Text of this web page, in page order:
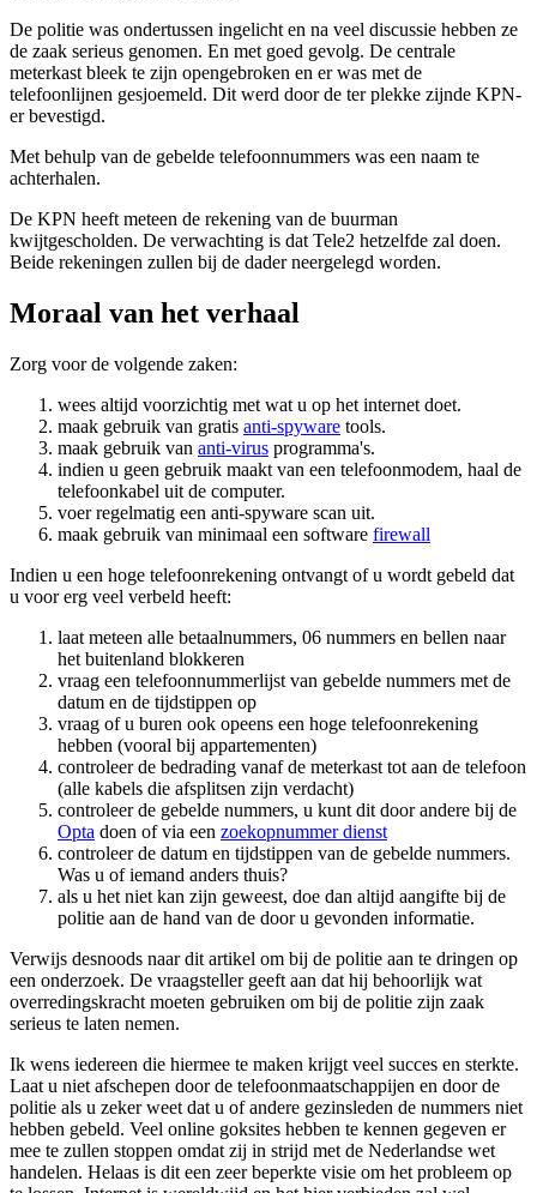
De politie was ondertussen ingelicht en na veel discussie hebben ze
de zaak serieus genomen. En met goed gevolg. De centrale
meterkast bleek te zijn opengebroken en er was met de
telefoonlijnen gesjoemeld. Dit werd door de ter plekke zijnde KPN-
er bevestigd.
Met behulp van de gebelde telefoonnummers was een naam te
achterhalen.
De KPN heeft meteen de rekening van de buurman
kwijtgescholden. De verwachting is dat Tele2 hetzelfde zal doen.
Beide rekeningen zullen bij de dader neergelegd worden.
Moraal van het verhaal
Zorg voor de volgende zaken:
wees altijd voorzichtig met wat u op het internet doet.
maak gebruik van gratis anti-spyware tools.
maak gebruik van anti-virus programma's.
indien u geen gebruik maakt van een telefoonmodem, haal de
telefoonkabel uit de computer.
voer regelmatig een anti-spyware scan uit.
maak gebruik van minimaal een software firewall
Indien u een hoge telefoonrekening ontvangt of u wordt gebeld dat
u voor erg veel verbeld heeft:
laat meteen alle betaalnummers, 06 nummers en bellen naar
het buitenland blokkeren
vraag een telefoonnummerlijst van gebelde nummers met de
datum en de tijdstippen op
vraag of u buren ook opeens een hoge telefoonrekening
hebben (vooral bij appartementen)
controleer de bedrading vanaf de meterkast tot aan de telefoon
(alle kabels die afsplitsen zijn verdacht)
controleer de gebelde nummers, u kunt dit door andere bij de
Opta doen of via een zoekopnummer dienst
controleer de datum en tijdstippen van de gebelde nummers.
Was u of iemand anders thuis?
als u het niet kan zijn geweest, doe dan altijd aangifte bij de
politie aan de hand van de door u gevonden informatie.
Verwijs desnoods naar dit artikel om bij de politie aan te dringen op
een onderzoek. De vraagsteller geeft aan dat hij behoorlijk wat
overredingskracht moeten gebruiken om bij de politie zijn zaak
serieus te laten nemen.
Ik wens iedereen die hiermee te maken krijgt veel succes en sterkte.
Laat u niet afschepen door de telefoonmaatschappijen en door de
politie als u zeker weet dat u of andere gezinsleden de nummers niet
hebben gebeld. Veel online goksites hebben te kennen gegeven er
mee te zullen stoppen omdat zij in strijd met de Nederlandse wet
handelen. Helaas is dit een zeer beperkte visie om het probleem op